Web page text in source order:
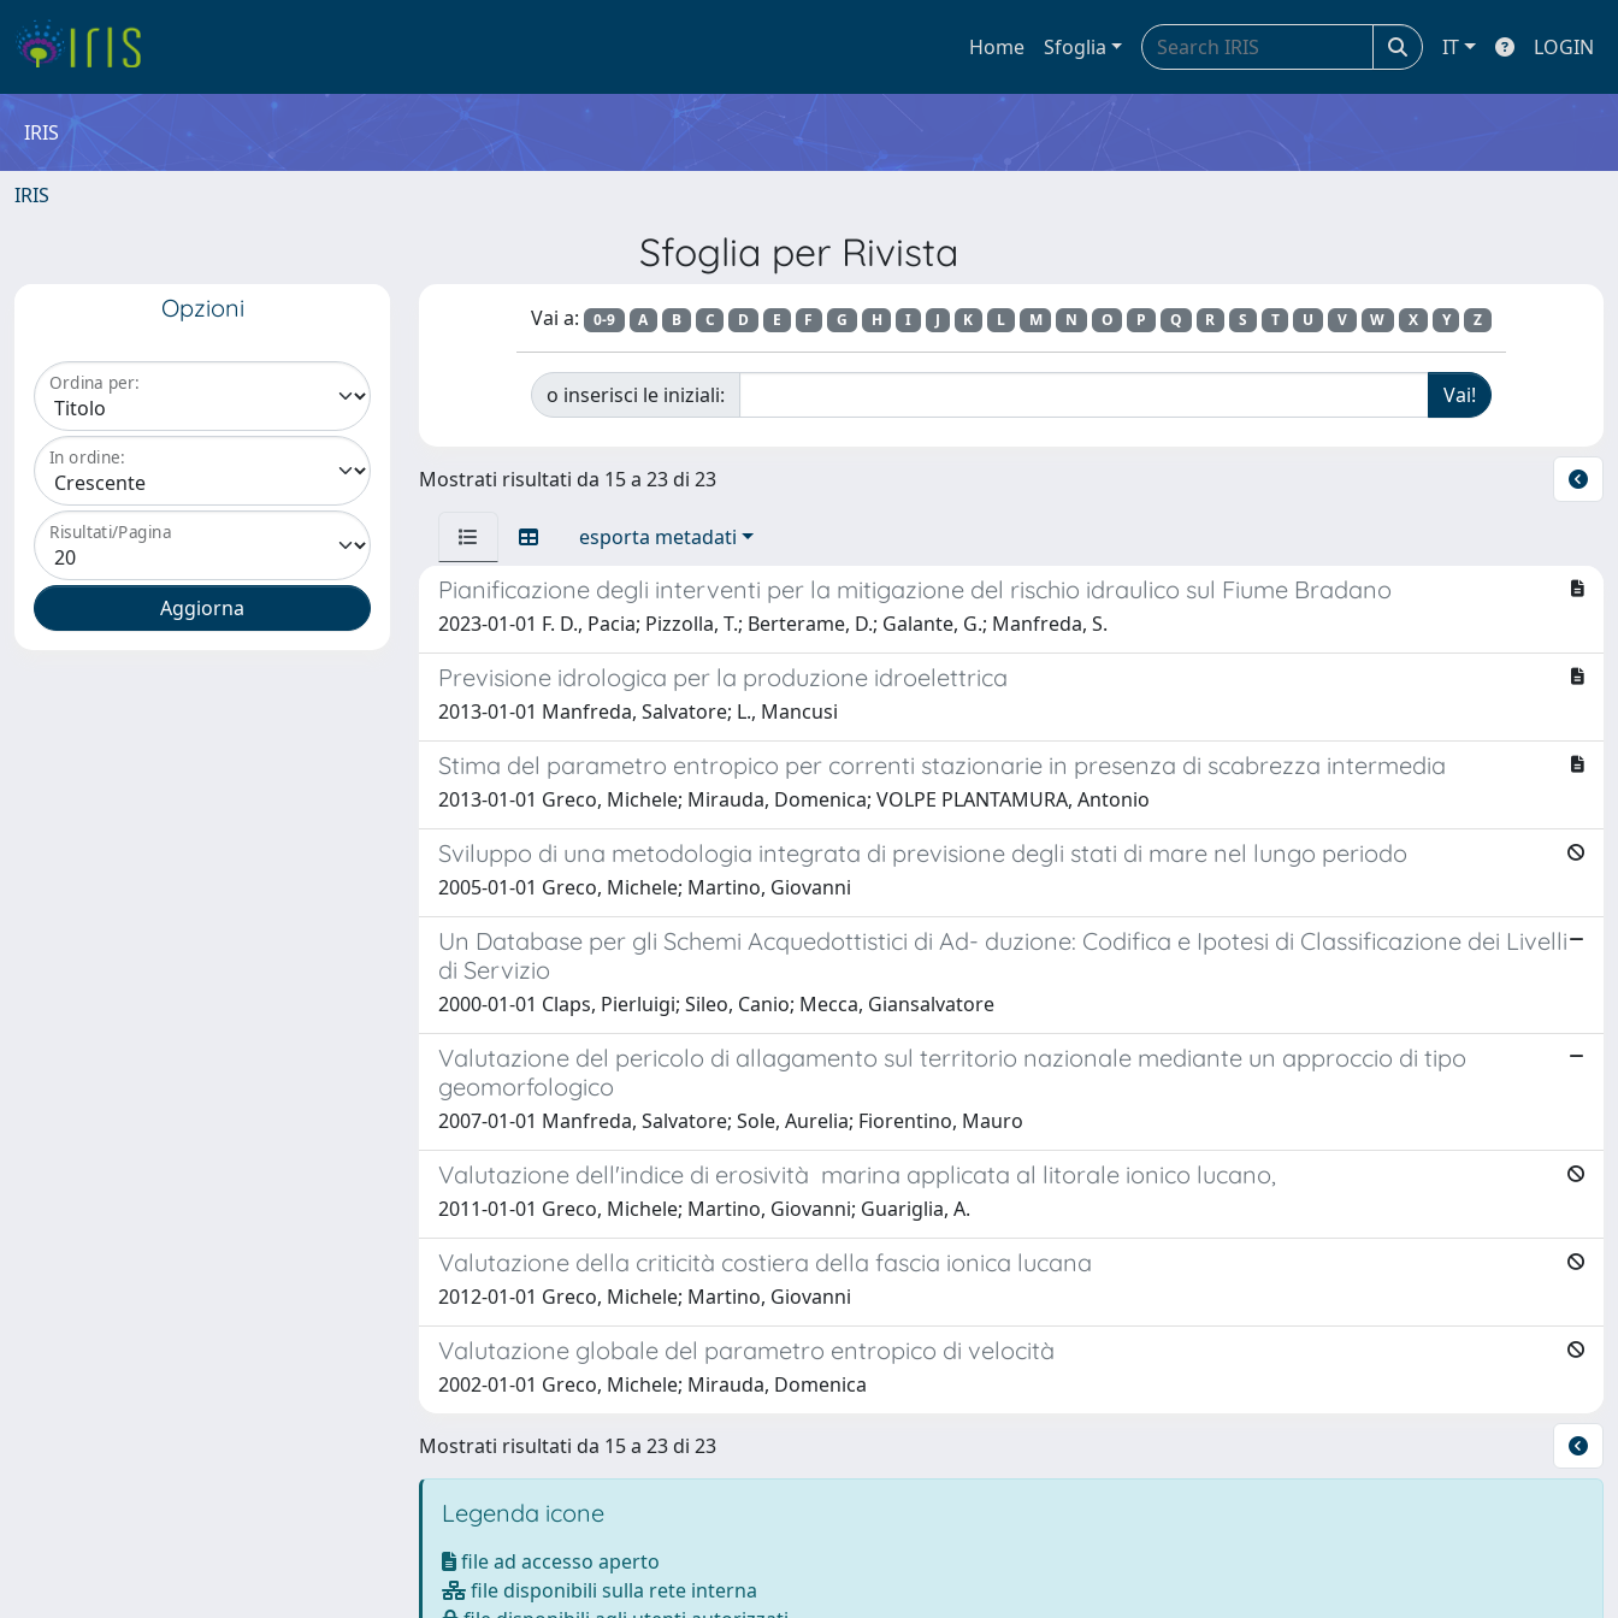
Home Sfoglia IT LOGIN
IRIS
IRIS
Sfoglia per Rivista
Opzioni
Ordina per:
In ordine:
Risultati/Pagina
Vai a: 0-9 A B C D E F G H I J K L M N O P Q R S T U V W X Y Z
o inserisci le iniziali:
Mostrati risultati da 15 a 23 di 23
esporta metadati
Pianificazione degli interventi per la mitigazione del rischio idraulico sul Fiume Bradano
2023-01-01 F. D., Pacia; Pizzolla, T.; Berterame, D.; Galante, G.; Manfreda, S.
Previsione idrologica per la produzione idroelettrica
2013-01-01 Manfreda, Salvatore; L., Mancusi
Stima del parametro entropico per correnti stazionarie in presenza di scabrezza intermedia
2013-01-01 Greco, Michele; Mirauda, Domenica; VOLPE PLANTAMURA, Antonio
Sviluppo di una metodologia integrata di previsione degli stati di mare nel lungo periodo
2005-01-01 Greco, Michele; Martino, Giovanni
Un Database per gli Schemi Acquedottistici di Ad- duzione: Codifica e Ipotesi di Classificazione dei Livelli
di Servizio
2000-01-01 Claps, Pierluigi; Sileo, Canio; Mecca, Giansalvatore
Valutazione del pericolo di allagamento sul territorio nazionale mediante un approccio di tipo
geomorfologico
2007-01-01 Manfreda, Salvatore; Sole, Aurelia; Fiorentino, Mauro
Valutazione dell'indice di erosività marina applicata al litorale ionico lucano,
2011-01-01 Greco, Michele; Martino, Giovanni; Guariglia, A.
Valutazione della criticità costiera della fascia ionica lucana
2012-01-01 Greco, Michele; Martino, Giovanni
Valutazione globale del parametro entropico di velocità
2002-01-01 Greco, Michele; Mirauda, Domenica
Mostrati risultati da 15 a 23 di 23
Legenda icone
file ad accesso aperto
file disponibili sulla rete interna